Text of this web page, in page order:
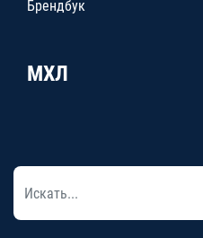
Брендбук
МХЛ